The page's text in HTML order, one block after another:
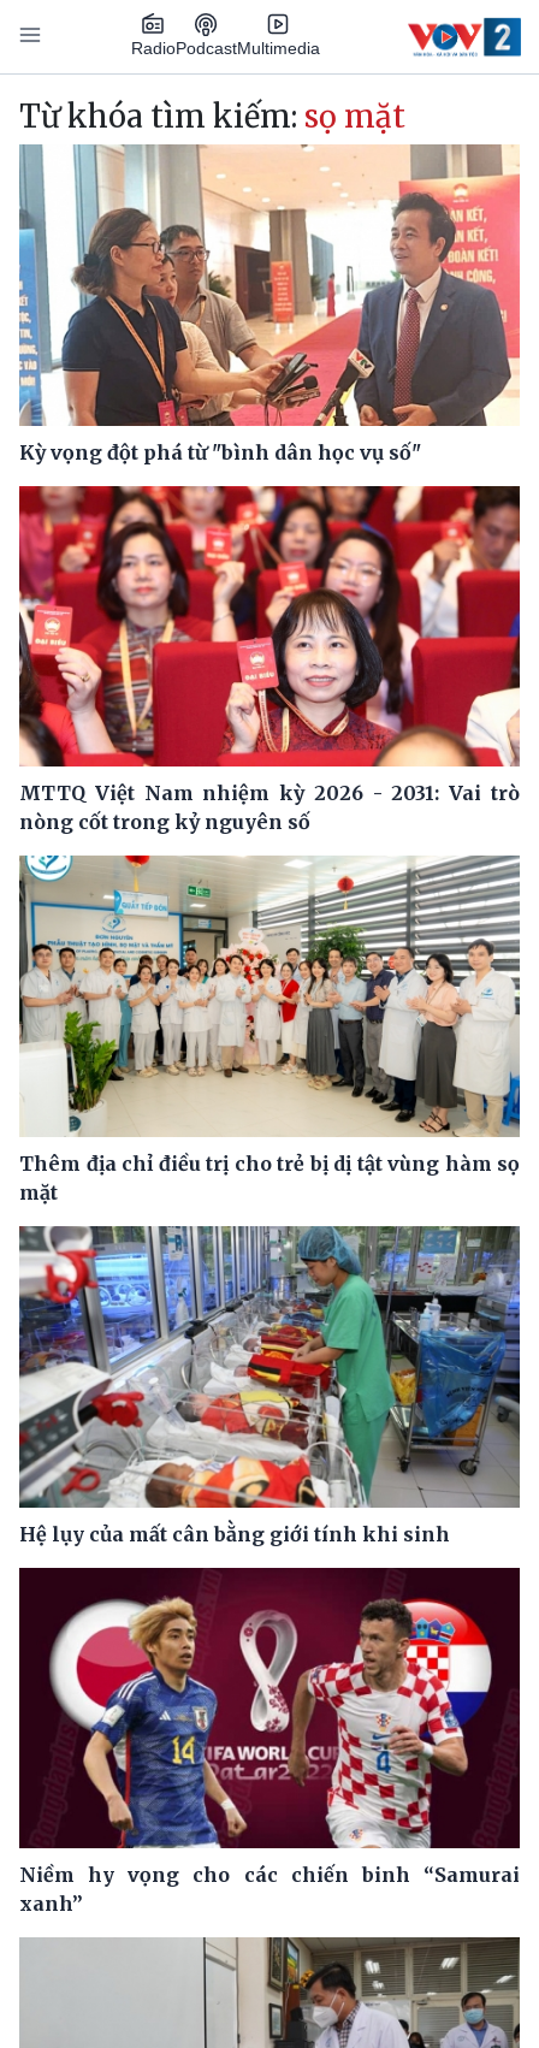
Nhảy đến nội dung
RadioPodcastMultimedia
Main navigation
Từ khóa tìm kiếm: sọ mặt
Kỳ vọng đột phá từ "bình dân học vụ số"
MTTQ Việt Nam nhiệm kỳ 2026 - 2031: Vai trò
nòng cốt trong kỷ nguyên số
Thêm địa chỉ điều trị cho trẻ bị dị tật vùng hàm sọ
mặt
Hệ lụy của mất cân bằng giới tính khi sinh
Niềm hy vọng cho các chiến binh “Samurai
xanh”